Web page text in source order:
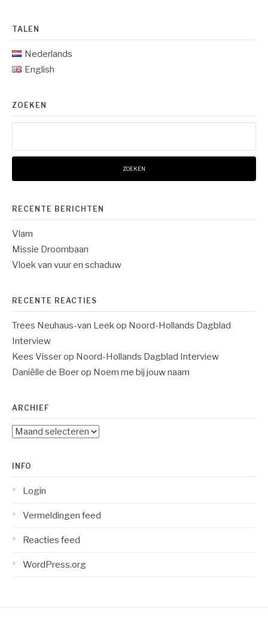
TALEN
Nederlands
English
ZOEKEN
RECENTE BERICHTEN
Vlam
Missie Droombaan
Vloek van vuur en schaduw
RECENTE REACTIES
Trees Neuhaus-van Leek op Noord-Hollands Dagblad
Interview
Kees Visserop Noord-Hollands Dagblad Interview
Daniëlle de Boerop Noem me bij jouw naam
ARCHIEF
Archief
INFO
Login
Vermeldingen feed
Reacties feed
WordPress.org